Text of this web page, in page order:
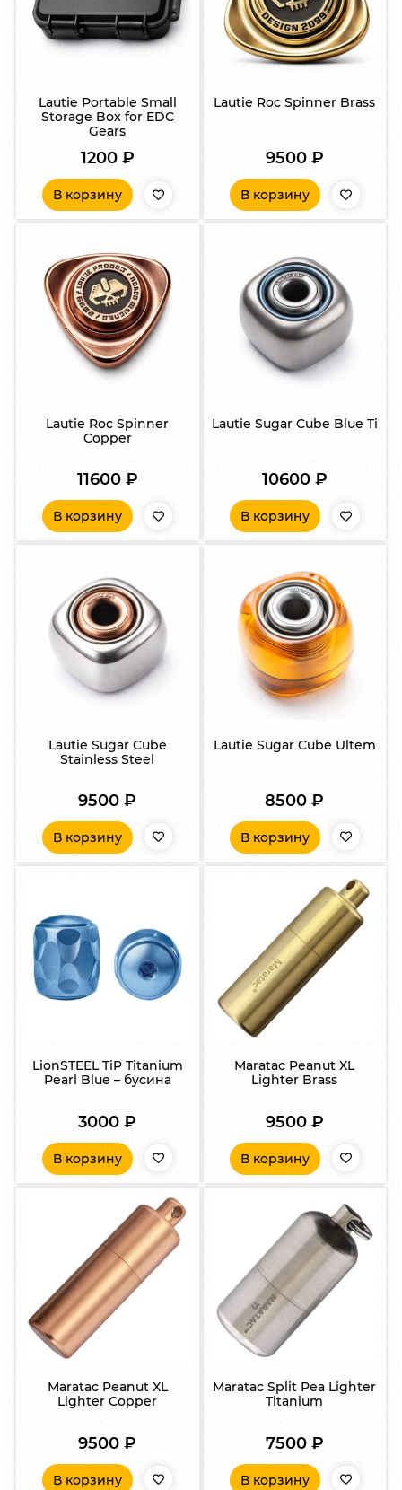
Lautie Portable Small
Storage Box for EDC
Gears
1200 ₽
В корзину
Lautie Roc Spinner Brass
9500 ₽
В корзину
Lautie Roc Spinner
Copper
11600 ₽
В корзину
Lautie Sugar Cube Blue Ti
10600 ₽
В корзину
Lautie Sugar Cube
Stainless Steel
9500₽
В корзину
Lautie Sugar Cube Ultem
8500₽
В корзину
LionSTEEL TiP Titanium
Pearl Blue – бусина
3000₽
В корзину
Maratac Peanut XL
Lighter Brass
9500 ₽
В корзину
Maratac Peanut XL
Lighter Copper
9500₽
В корзину
Maratac Split Pea Lighter
Titanium
7500 ₽
В корзину